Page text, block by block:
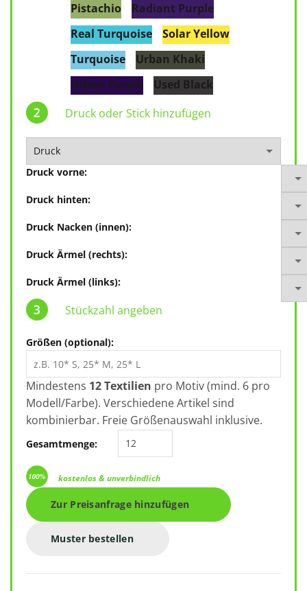
Pistachio
Radiant Purple
Real Turquoise
Solar Yellow
Turquoise
Urban Khaki
Urban Purple
Used Black
Druck oder Stick hinzufügen
Druck vorne:
Druck hinten:
Druck Nacken (innen):
Druck Ärmel (rechts):
Druck Ärmel (links):
Stückzahl angeben
Größen (optional):
Mindestens 12 Textilien pro Motiv (mind. 6 pro
Modell/Farbe). Verschiedene Artikel sind
kombinierbar. Freie Größenauswahl inklusive.
Gesamtmenge:
kostenlos & unverbindlich
Muster bestellen